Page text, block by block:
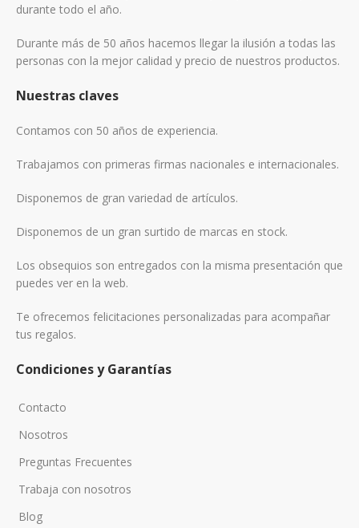
durante todo el año.
Durante más de 50 años hacemos llegar la ilusión a todas las
personas con la mejor calidad y precio de nuestros productos.
Nuestras claves
Contamos con 50 años de experiencia.
Trabajamos con primeras firmas nacionales e internacionales.
Disponemos de gran variedad de artículos.
Disponemos de un gran surtido de marcas en stock.
Los obsequios son entregados con la misma presentación que
puedes ver en la web.
Te ofrecemos felicitaciones personalizadas para acompañar
tus regalos.
Condiciones y Garantías
Contacto
Nosotros
Preguntas Frecuentes
Trabaja con nosotros
Blog